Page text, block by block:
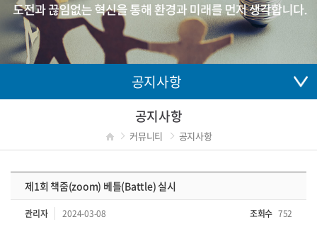
공지사항
공지사항
커뮤니티 공지사항
제1회 책줌(zoom) 베틀(Battle) 실시
관리자 2024-03-08 조회수 752